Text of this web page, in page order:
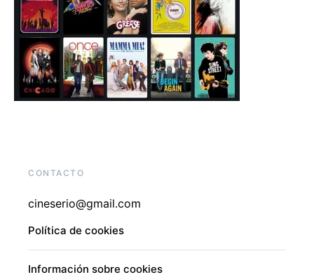
CONTACTO
cineserio@gmail.com
Política de cookies
Información sobre cookies